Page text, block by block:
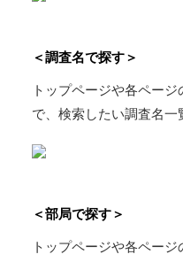
＜調査名で探す＞
トップページや各ペー
で、検索したい調査名一
＜部局で探す＞
トップページや各ペー